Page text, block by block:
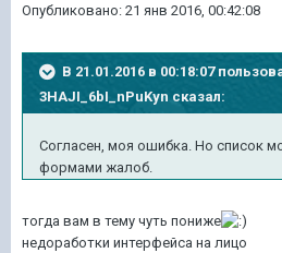
Опубликовано: 21 янв 2016, 00:42:08
В 21.01.2016 в 00:18:07
3HAJI_6bI_nPuKyn сказал:
Согласен, моя ошибка. Но список
формами жалоб.
тогда вам в тему чуть пониже
недоработки интерфейса на лицо